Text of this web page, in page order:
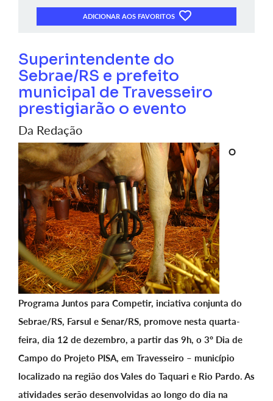
ADICIONAR AOS FAVORITOS
Superintendente do
Sebrae/RS e prefeito
municipal de Travesseiro
prestigiarão o evento
Da Redação
O
Programa Juntos para Competir, inciativa conjunta do
Sebrae/RS, Farsul e Senar/RS, promove nesta quarta-
feira, dia 12 de dezembro, a partir das 9h, o 3º Dia de
Campo do Projeto PISA, em Travesseiro – município
localizado na região dos Vales do Taquari e Rio Pardo. As
atividades serão desenvolvidas ao longo do dia na